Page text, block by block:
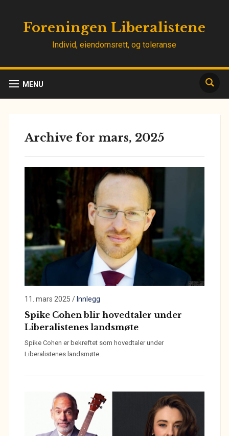
Foreningen Liberalistene
Individ, eiendomsrett, og toleranse
MENU
Archive for mars, 2025
11. mars 2025 /Innlegg
Spike Cohen blir hovedtaler under
Liberalistenes landsmøte
Spike Cohen er bekreftet som hovedtaler under
Liberalistenes landsmøte.